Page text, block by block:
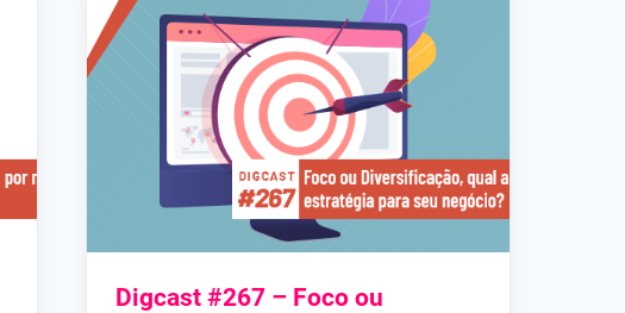
Digcast #267 – Foco ou